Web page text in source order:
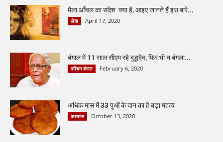
मैला आँचल का संदेश क्या है, आइए जानते हैं इस बारे...
लेख April 17, 2020
बंगाल में 11 साल सीएम रहे बुद्धदेव, फिर भी न बंगला...
पश्चिम बंगाल February 6, 2020
अधिक मास में 33 पुओं के दान का है बड़ा महत्व
अध्यात्म October 13, 2020